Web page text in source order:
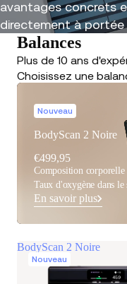
avantages concrets
directement à portée
Balances
Plus de 10 ans
Choisissez une
Nouveau
BodyScan 2 Noire
€499,95
Composition corporelle
Taux d'oxygène dans le
En savoir plus
BodyScan 2 Noire
Nouveau